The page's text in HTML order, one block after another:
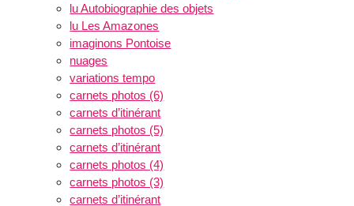
lu Autobiographie des objets
lu Les Amazones
imaginons Pontoise
nuages
variations tempo
carnets photos (6)
carnets d’itinérant
carnets photos (5)
carnets d’itinérant
carnets photos (4)
carnets photos (3)
carnets d’itinérant